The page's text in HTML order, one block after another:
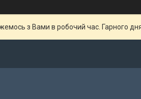
з Вами в робочий час. Гарного